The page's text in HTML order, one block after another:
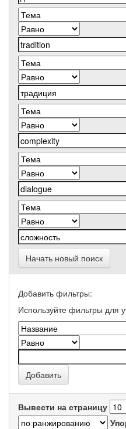
Начать новый поиск
Добавить фильтры:
Используйте фильтры для
Вывести на страницу